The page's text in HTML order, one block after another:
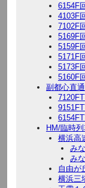
6154F
4103F
7102F
5169F
5159F
5171F
5173F
5160F
副都心直
HM/臨時
横浜高
み
み
自由が
横浜三